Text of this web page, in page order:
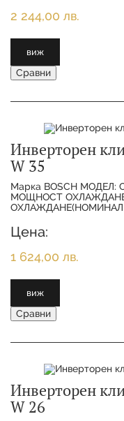
2 244,00 лв.
виж
Сравни
Инверторен
W 35
Марка BOSCH МОДЕЛ:
МОЩНОСТ ОХЛАЖДАНЕ
Цена:
1 624,00 лв.
виж
Сравни
Инверторен
W 26